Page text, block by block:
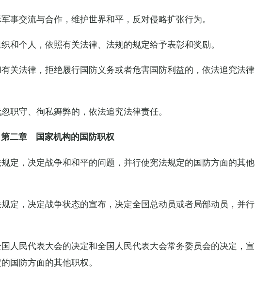
交流与合作，维护世界和平，反对侵略扩张行为。
个人，依照有关法律、法规的规定给予表彰和奖励。
关法律，拒绝履行国防义务或者危害国防利益的，依法追究法律
职守、徇私舞弊的，依法追究法律责任。
第二章 国家机构的国防职权
定，决定战争和和平的问题，并行使宪法规定的国防方面的其他
定，决定战争状态的宣布，决定全国总动员或者局部动员，并行
人民代表大会的决定和全国人民代表大会常务委员会的决定，宣
国防方面的其他职权。